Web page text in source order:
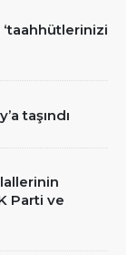
‘taahhütlerinizi
taşındı
Parti ve